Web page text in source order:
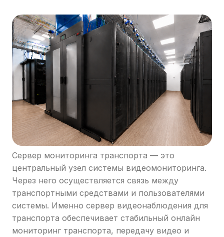
Сервер мониторинга транспорта — это
центральный узел системы видеомониторинга.
Через него осуществляется связь между
транспортными средствами и пользователями
системы. Именно сервер видеонаблюдения для
транспорта обеспечивает стабильный онлайн
мониторинг транспорта, передачу видео и